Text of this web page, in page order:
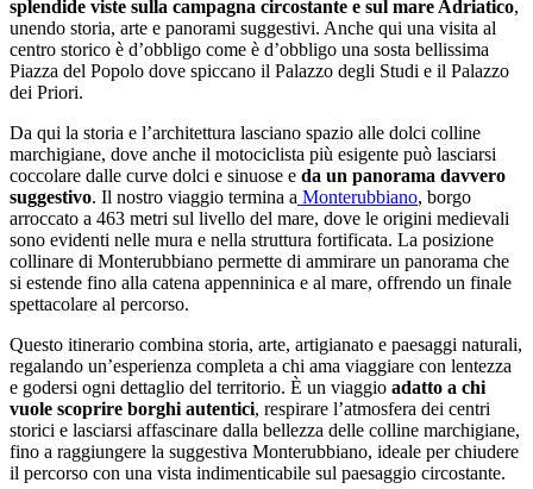
splendide viste sulla campagna circostante e sul mare Adriatico,
unendo storia, arte e panorami suggestivi. Anche qui una visita al
centro storico è d’obbligo come è d’obbligo una sosta bellissima
Piazza del Popolo dove spiccano il Palazzo degli Studi e il Palazzo
dei Priori.
Da qui la storia e l’architettura lasciano spazio alle dolci colline
marchigiane, dove anche il motociclista più esigente può lasciarsi
coccolare dalle curve dolci e sinuose e da un panorama davvero
suggestivo. Il nostro viaggio termina a Monterubbiano, borgo
arroccato a 463 metri sul livello del mare, dove le origini medievali
sono evidenti nelle mura e nella struttura fortificata. La posizione
collinare di Monterubbiano permette di ammirare un panorama che
si estende fino alla catena appenninica e al mare, offrendo un finale
spettacolare al percorso.
Questo itinerario combina storia, arte, artigianato e paesaggi naturali,
regalando un’esperienza completa a chi ama viaggiare con lentezza
e godersi ogni dettaglio del territorio. È un viaggio adatto a chi
vuole scoprire borghi autentici, respirare l’atmosfera dei centri
storici e lasciarsi affascinare dalla bellezza delle colline marchigiane,
fino a raggiungere la suggestiva Monterubbiano, ideale per chiudere
il percorso con una vista indimenticabile sul paesaggio circostante.